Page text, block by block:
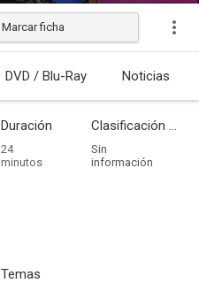
Marcar ficha
DVD / Blu-Ray Noticias
Duración
24
minutos
Clasificación por edades
Sin
información
Temas